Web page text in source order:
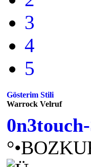
3
4
5
Gösterim Stili
Warrock Velruf